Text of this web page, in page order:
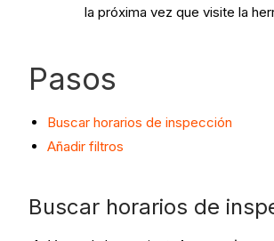
la próxima vez que visite la
Pasos
Buscar horarios de inspección
Añadir filtros
Buscar horarios de